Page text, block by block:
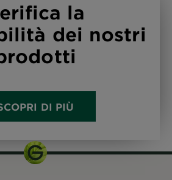
la
dei nostri
DI PIÙ